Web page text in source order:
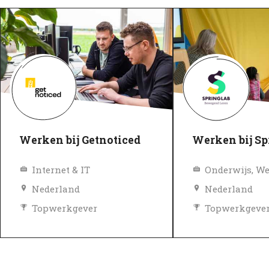
Werken bij Getnoticed
Internet & IT
Nederland
Topwerkgever
Werken bij
Nederland